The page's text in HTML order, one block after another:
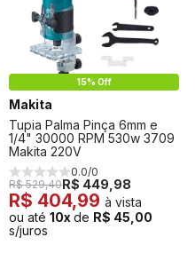
15% Off
Makita
Tupia Palma Pinça 6mm e
1/4" 30000 RPM 530w 3709
Makita 220V
0.0/0
R$ 529,40R$ 449,98
R$ 404,99 à vista
ou até 10x de R$ 45,00
s/juros